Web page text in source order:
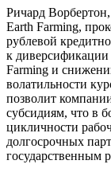
Ричард
Earth Farming,
рублевой
к диверсификации
Farming и
волатильности
позволит
субсидиям, что в
цикличности
долгосрочных
государственным